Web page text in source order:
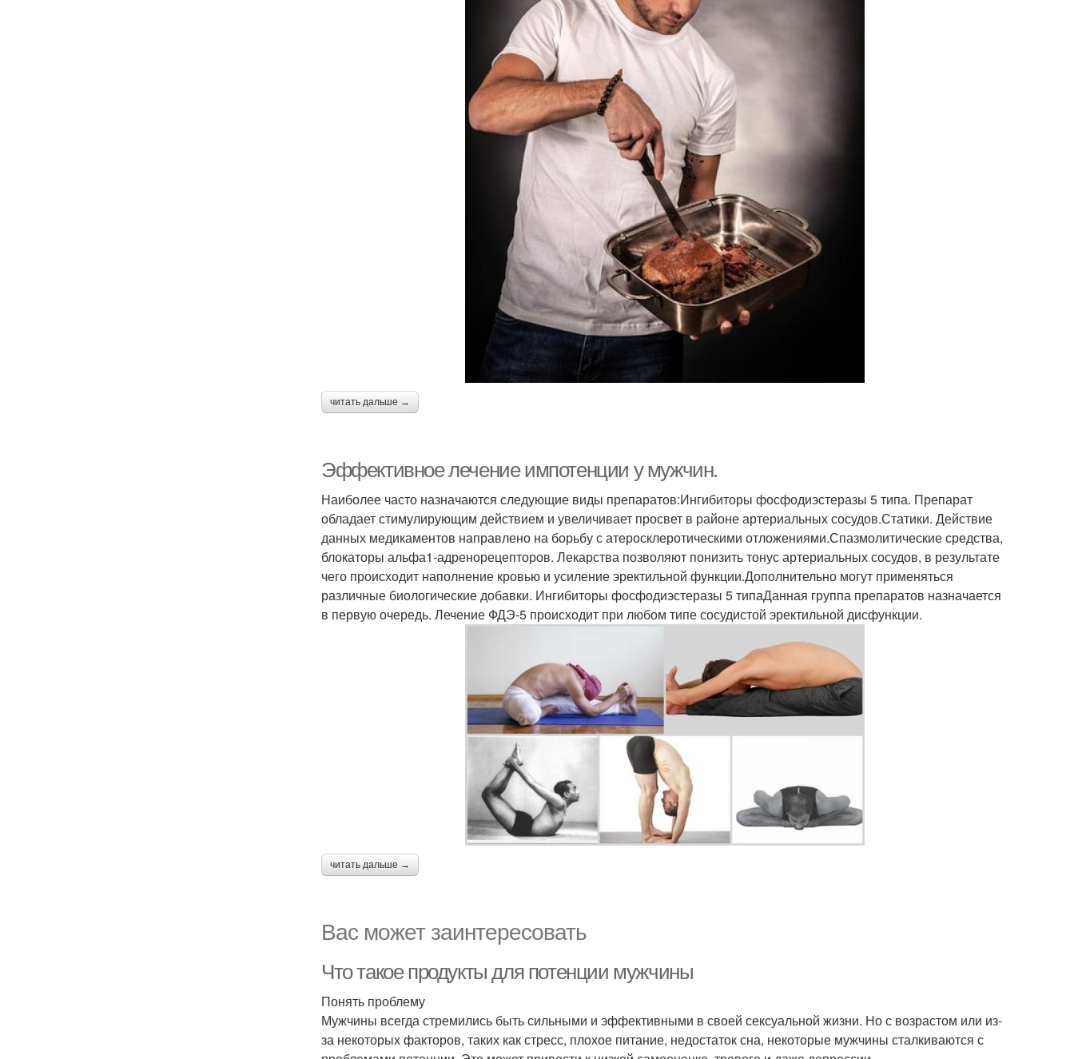
читать дальше →
Эффективное лечение импотенции у мужчин.
Наиболее часто назначаются следующие виды препаратов:Ингибиторы фосфодиэстеразы 5 типа. Препарат
обладает стимулирующим действием и увеличивает просвет в районе артериальных сосудов.Статики. Действие
данных медикаментов направлено на борьбу с атеросклеротическими отложениями.Спазмолитические средства,
блокаторы альфа1-адренорецепторов. Лекарства позволяют понизить тонус артериальных сосудов, в результате
чего происходит наполнение кровью и усиление эректильной функции.Дополнительно могут применяться
различные биологические добавки. Ингибиторы фосфодиэстеразы 5 типаДанная группа препаратов назначается
в первую очередь. Лечение ФДЭ-5 происходит при любом типе сосудистой эректильной дисфункции.
читать дальше →
Вас может заинтересовать
Что такое продукты для потенции мужчины
Понять проблему
Мужчины всегда стремились быть сильными и эффективными в своей сексуальной жизни. Но с возрастом или из-
за некоторых факторов, таких как стресс, плохое питание, недостаток сна, некоторые мужчины сталкиваются с